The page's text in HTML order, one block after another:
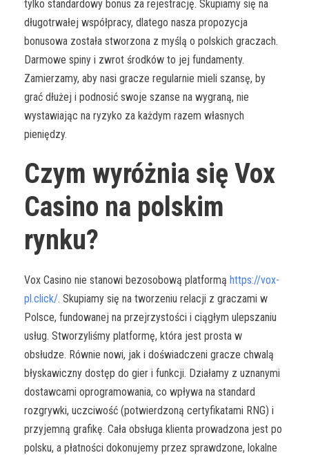
tylko standardowy bonus za rejestrację. Skupiamy się na
długotrwałej współpracy, dlatego nasza propozycja
bonusowa została stworzona z myślą o polskich graczach.
Darmowe spiny i zwrot środków to jej fundamenty.
Zamierzamy, aby nasi gracze regularnie mieli szansę, by
grać dłużej i podnosić swoje szanse na wygraną, nie
wystawiając na ryzyko za każdym razem własnych
pieniędzy.
Czym wyróżnia się Vox
Casino na polskim
rynku?
Vox Casino nie stanowi bezosobową platformą https://vox-
pl.click/. Skupiamy się na tworzeniu relacji z graczami w
Polsce, fundowanej na przejrzystości i ciągłym ulepszaniu
usług. Stworzyliśmy platformę, która jest prosta w
obsłudze. Równie nowi, jak i doświadczeni gracze chwalą
błyskawiczny dostęp do gier i funkcji. Działamy z uznanymi
dostawcami oprogramowania, co wpływa na standard
rozgrywki, uczciwość (potwierdzoną certyfikatami RNG) i
przyjemną grafikę. Cała obsługa klienta prowadzona jest po
polsku, a płatności dokonujemy przez sprawdzone, lokalne